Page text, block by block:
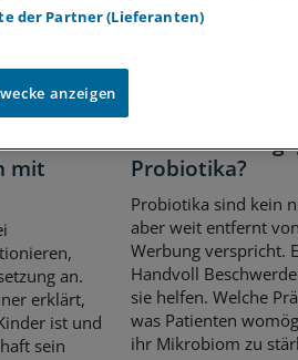
mit
an.
erklärt,
ist und
sein
Dissens in Bezug
Wem oder
Probiotika?
Probiotika sind kein
aber weit entfernt
Werbung verspricht.
Handvoll
sie helfen. Welche
was Patienten
ihr Mikrobiom zu
der Partner (Lieferanten)
anzeigen